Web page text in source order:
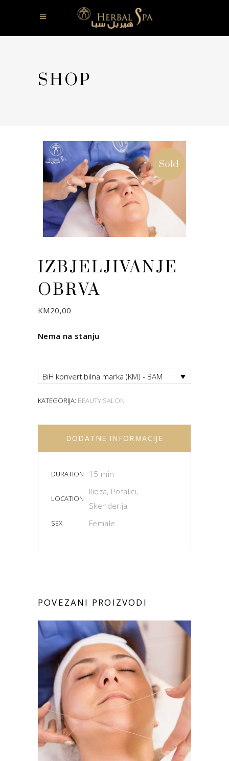
SHOP
Sold
IZBJELJIVANJE
OBRVA
KM20,00
Nema na stanju
BiH konvertibilna marka (KM) - BAM
KATEGORIJA: BEAUTY SALON
DODATNE INFORMACIJE
DURATION 15 min
LOCATION
Ilidza, Pofalici,
Skenderija
SEX Female
POVEZANI PROIZVODI